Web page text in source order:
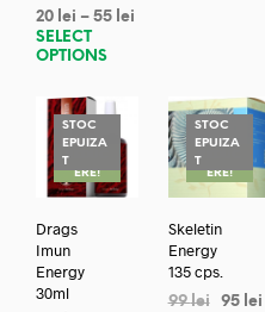
20 lei – 55 lei
SELECT
OPTIONS
STOC
EPUIZA
TREDUC
ERE!
Drags
Imun
Energy
30ml
STOC
EPUIZA
TREDUC
ERE!
Skeletin
Energy
135 cps.
99lei 95 lei